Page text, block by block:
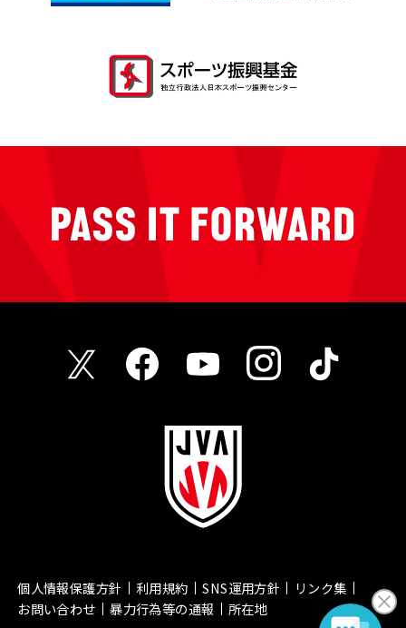
個人情報保護方針 利用規約 SNS運用方針
リンク集
お問い合わせ
暴力行為等の通報 所在地